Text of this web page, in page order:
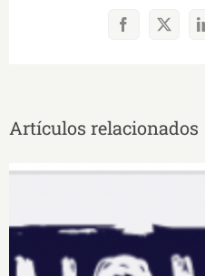
Facebook
X
Artículos relacionados